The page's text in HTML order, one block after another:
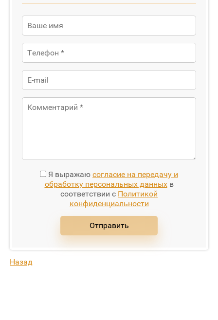
Я выражаю согласие на передачу и
обработку персональных данныхв
соответствии с Политикой
конфиденциальности
Отправить
Назад